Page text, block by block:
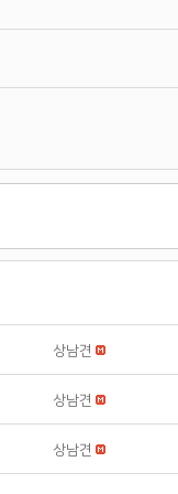
상남견
상남견
상남견